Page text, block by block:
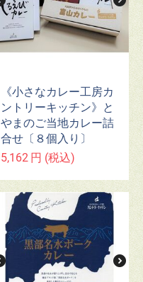
《小さなカレー工房カ
ントリーキッチン》と
やまのご当地カレー詰
合せ〔８個入り〕
5,162 円 (税込)